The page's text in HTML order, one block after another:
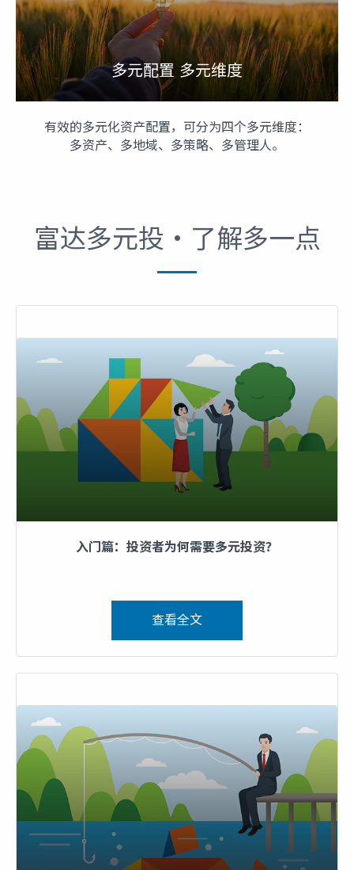
多元配置 多元维度
有效的多元化资产配置，可分为四个多元维度：
多资产、多地域、多策略、多管理人。
富达多元投‧了解多一点
入门篇：投资者为何需要多元投资？
查看全文